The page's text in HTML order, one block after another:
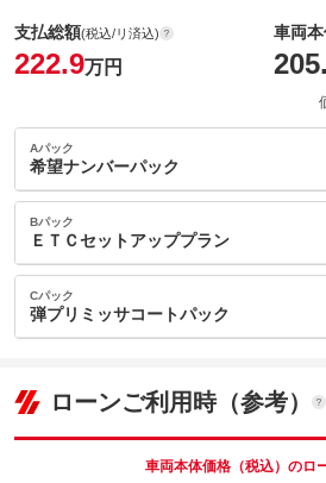
支払総額(税込/リ済込)
222.9万円
車両
Aパック
希望ナンバーパック
内：オプシ
ョン価格
(税込)
車両本体価
205.3万円
Bパック
ＥＴＣセットアッププラン
内：オプシ
ョン価格
(税込)
車両本体価
パック内容
Cパック
弾プリミッサコートパック
車両本体価
205.3
ローンご利用時（参考）
車両本体価格（税込）のロ